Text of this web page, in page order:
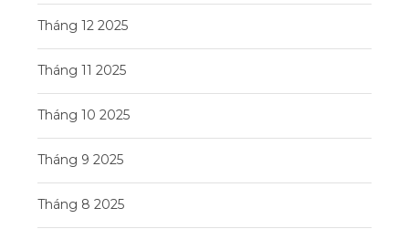
Tháng 12 2025
Tháng 11 2025
Tháng 10 2025
Tháng 9 2025
Tháng 8 2025